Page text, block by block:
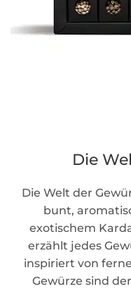
Die
Die Welt der
bunt,
exotischem
erzählt jedes
inspiriert von
Gewürze sind